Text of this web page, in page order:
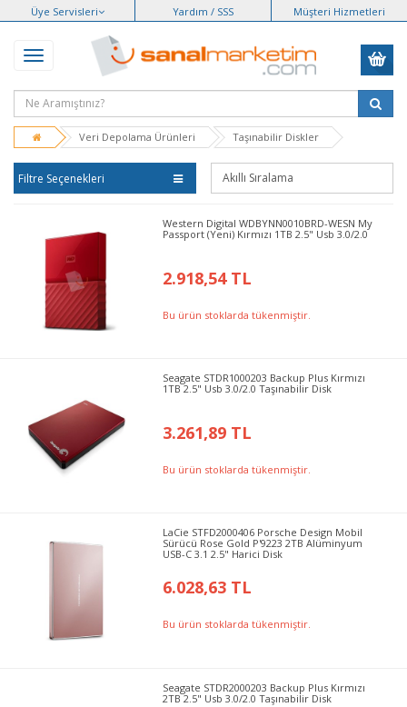
Üye Servisleri Yardım / SSS Müşteri Hizmetleri
Veri Depolama Ürünleri Taşınabilir Diskler
Filtre Seçenekleri
Western Digital WDBYNN0010BRD-WESN My
Passport (Yeni) Kırmızı 1TB 2.5" Usb 3.0/2.0
2.918,54 TL
Bu ürün stoklarda tükenmiştir.
Seagate STDR1000203 Backup Plus Kırmızı
1TB 2.5" Usb 3.0/2.0 Taşınabilir Disk
3.261,89 TL
Bu ürün stoklarda tükenmiştir.
LaCie STFD2000406 Porsche Design Mobil
Sürücü Rose Gold P'9223 2TB Alüminyum
USB-C 3.1 2.5" Harici Disk
6.028,63 TL
Bu ürün stoklarda tükenmiştir.
Seagate STDR2000203 Backup Plus Kırmızı
2TB 2.5" Usb 3.0/2.0 Taşınabilir Disk